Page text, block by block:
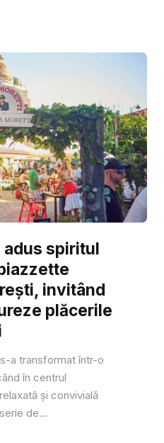
adus spiritul
invitând
plăcerile
a transformat într-o
în centrul
și convivială
de...